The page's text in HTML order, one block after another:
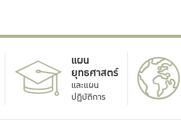
แผน
ยุทธศาสตร์
และแผน
ปฏิบัติการ